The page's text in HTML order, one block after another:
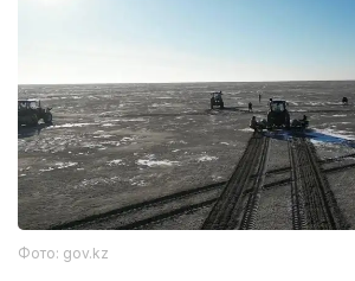
Фото: gov.kz